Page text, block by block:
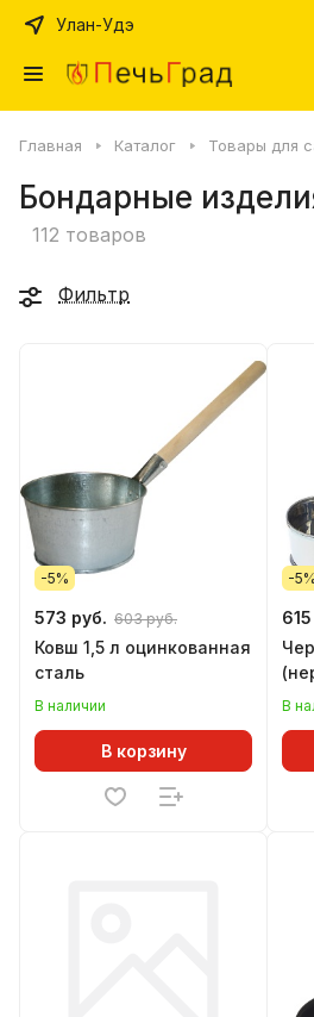
Улан-Удэ
Главная Каталог Товары для
Бондарные
112 товаров
Фильтр
-5%
573 руб. 603 руб.
Ковш 1,5 л оцинкованная
сталь
В наличии
В корзину
-5%
В